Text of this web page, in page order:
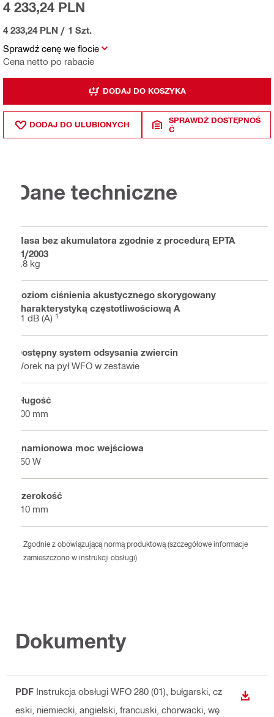
Sprawdź cenę we flocie
Cena netto po rabacie
4 233,24 PLN
4 233,24 PLN / 1 Szt.
DODAJ DO KOSZYKA
DODAJ DO ULUBIONYCH
SPRAWDŹ DOSTĘPNOŚ
Ć
Dane techniczne
Masa bez akumulatora zgodnie z procedurą EPTA
01/2003
2.8 kg
Poziom ciśnienia akustycznego skorygowany
charakterystyką częstotliwościową A
81 dB (A) 1
Dostępny system odsysania zwiercin
Worek na pył WFO w zestawie
Długość
300 mm
Znamionowa moc wejściowa
350 W
Szerokość
110 mm
Zgodnie z obowiązującą normą produktową (szczegółowe informacje
zamieszczono w instrukcji obsługi)
Dokumenty
PDF Instrukcja obsługi WFO 280 (01) , bułgarski, cz
eski, niemiecki, angielski, francuski, chorwacki, wę